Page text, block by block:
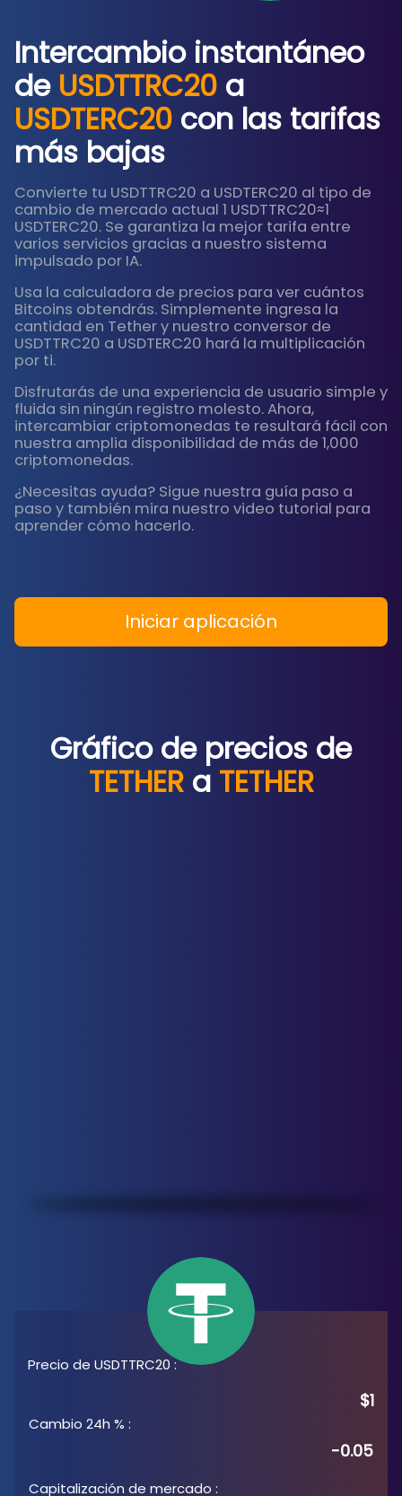
Intercambio instantáneo
de USDTTRC20 a
USDTERC20 con las tarifas
más bajas
Convierte tu USDTTRC20 a USDTERC20 al tipo de
cambio de mercado actual 1 USDTTRC20≈1
USDTERC20. Se garantiza la mejor tarifa entre
varios servicios gracias a nuestro sistema
impulsado por IA.
Usa la calculadora de precios para ver cuántos
Bitcoins obtendrás. Simplemente ingresa la
cantidad en Tether y nuestro conversor de
USDTTRC20 a USDTERC20 hará la multiplicación
por ti.
Disfrutarás de una experiencia de usuario simple y
fluida sin ningún registro molesto. Ahora,
intercambiar criptomonedas te resultará fácil con
nuestra amplia disponibilidad de más de 1,000
criptomonedas.
¿Necesitas ayuda? Sigue nuestra guía paso a
paso y también mira nuestro video tutorial para
aprender cómo hacerlo.
Iniciar aplicación
Gráfico de precios de
TETHERa TETHER
Precio de USDTTRC20 :
$1
Cambio 24h % :
-0.05
Capitalización de mercado :